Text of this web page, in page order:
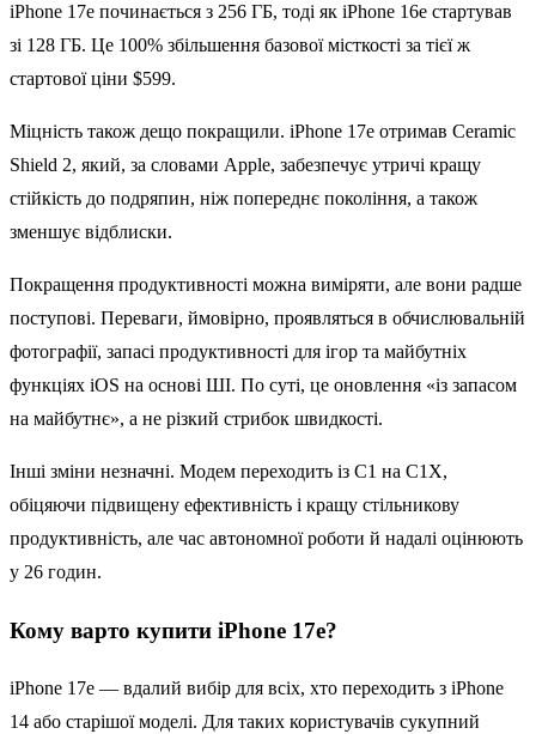
‌iPhone 17e‌ починається з 256 ГБ, тоді як ‌iPhone‌ 16e стартував
зі 128 ГБ. Це 100% збільшення базової місткості за тієї ж
стартової ціни $599.
Міцність також дещо покращили. ‌iPhone 17e‌ отримав Ceramic
Shield 2, який, за словами Apple, забезпечує утричі кращу
стійкість до подряпин, ніж попереднє покоління, а також
зменшує відблиски.
Покращення продуктивності можна виміряти, але вони радше
поступові. Переваги, ймовірно, проявляться в обчислювальній
фотографії, запасі продуктивності для ігор та майбутніх
функціях iOS на основі ШІ. По суті, це оновлення «із запасом
на майбутнє», а не різкий стрибок швидкості.
Інші зміни незначні. Модем переходить із C1 на C1X,
обіцяючи підвищену ефективність і кращу стільникову
продуктивність, але час автономної роботи й надалі оцінюють
у 26 годин.
Кому варто купити iPhone 17e?
‌iPhone 17e‌ — вдалий вибір для всіх, хто переходить з ‌iPhone‌
14 або старішої моделі. Для таких користувачів сукупний